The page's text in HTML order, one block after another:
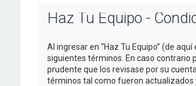
Haz Tu Equipo -
Al ingresar en “Haz Tu Equipo” (de
siguientes términos. En caso contrario
prudente que los revisase por su
términos tal como fueron actualizados